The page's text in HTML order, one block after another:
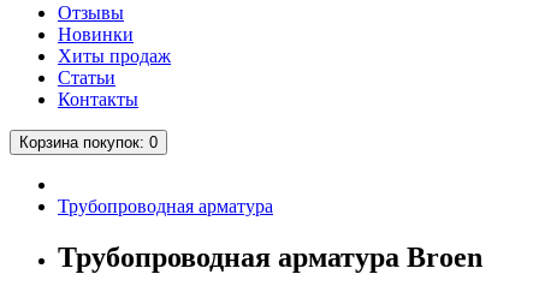
Отзывы
Новинки
Хиты продаж
Статьи
Контакты
Корзина покупок: 0
Трубопроводная арматура
Трубопроводная арматура Broen